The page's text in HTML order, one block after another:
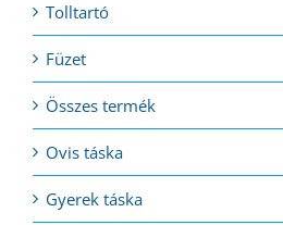
Tolltartó
Füzet
Összes termék
Ovis táska
Gyerek táska